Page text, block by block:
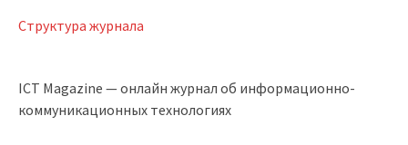
Структура журнала
ICT Magazine — онлайн журнал об информационно-
коммуникационных технологиях